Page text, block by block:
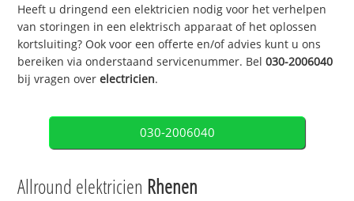
Heeft u dringend een elektricien nodig voor het verhelpen
van storingen in een elektrisch apparaat of het oplossen
kortsluiting? Ook voor een offerte en/of advies kunt u ons
bereiken via onderstaand servicenummer. Bel030-2006040
bij vragen overelectricien.
030-2006040
Allround elektricien Rhenen